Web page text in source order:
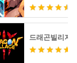
드래곤빌리지3